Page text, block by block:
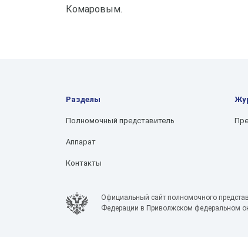
Комаровым.
Разделы
Полномочный представитель
Аппарат
Контакты
Официальный сайт полномочного
Федерации в Приволжском федеральном